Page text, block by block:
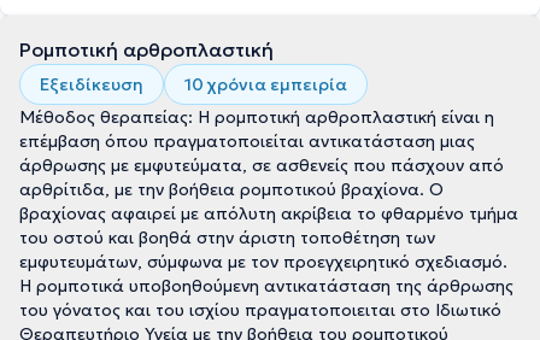
Ρομποτική αρθροπλαστική
Εξειδίκευση
10 χρόνια εμπειρία
Μέθοδος θεραπείας: Η ρομποτική αρθροπλαστική είναι η
επέμβαση όπου πραγματοποιείται αντικατάσταση μιας
άρθρωσης με εμφυτεύματα, σε ασθενείς που πάσχουν από
αρθρίτιδα, με την βοήθεια ρομποτικού βραχίονα. Ο
βραχίονας αφαιρεί με απόλυτη ακρίβεια το φθαρμένο τμήμα
του οστού και βοηθά στην άριστη τοποθέτηση των
εμφυτευμάτων, σύμφωνα με τον προεγχειρητικό σχεδιασμό.
Η ρομποτικά υποβοηθούμενη αντικατάσταση της άρθρωσης
του γόνατος και του ισχίου πραγματοποιειται στο Ιδιωτικό
Θεραπευτήριο Υγεία με την βοήθεια του ρομποτικού